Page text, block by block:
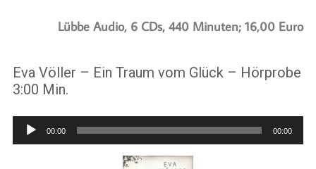
Lübbe Audio, 6 CDs, 440 Minuten; 16,00 Euro
Eva Völler – Ein Traum vom Glück – Hörprobe
3:00 Min.
Audio-
Player
00:00 00:00